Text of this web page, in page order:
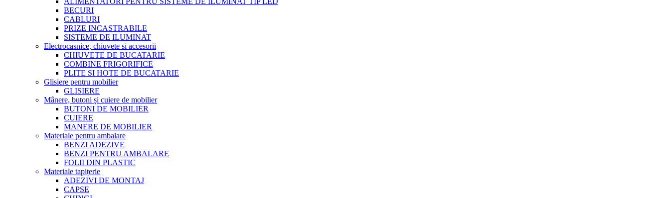
BECURI
CABLURI
PRIZE INCASTRABILE
SISTEME DE ILUMINAT
Electrocasnice, chiuvete si accesorii
CHIUVETE DE BUCATARIE
COMBINE FRIGORIFICE
PLITE SI HOTE DE BUCATARIE
Glisiere pentru mobilier
GLISIERE
Mânere, butoni și cuiere de mobilier
BUTONI DE MOBILIER
CUIERE
MANERE DE MOBILIER
Materiale pentru ambalare
BENZI ADEZIVE
BENZI PENTRU AMBALARE
FOLII DIN PLASTIC
Materiale tapițerie
ADEZIVI DE MONTAJ
CAPSE